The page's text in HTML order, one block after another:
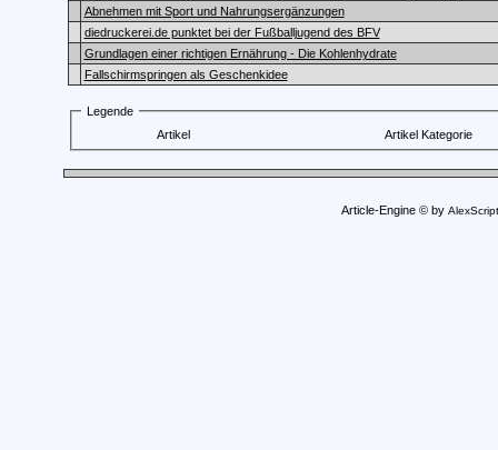
Abnehmen mit Sport und Nahrungsergänzungen
diedruckerei.de punktet bei der Fußballjugend des BFV
Grundlagen einer richtigen Ernährung - Die Kohlenhydrate
Fallschirmspringen als Geschenkidee
Legende
Artikel
Artikel Kategorie
Article-Engine © by